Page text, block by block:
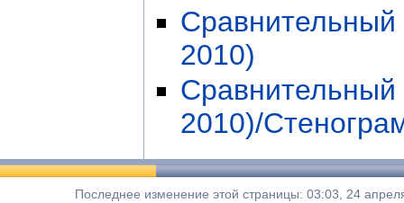
2010)
2010)/
Последнее изменение этой страницы: 03:03, 24